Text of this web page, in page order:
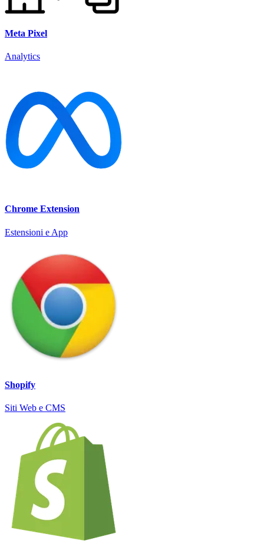
Meta Pixel
Analytics
Chrome Extension
Estensioni e App
Shopify
Siti Web e CMS